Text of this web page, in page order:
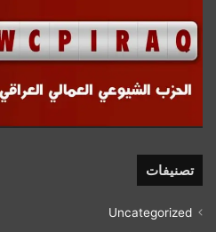
تصنيفات
Uncategorized